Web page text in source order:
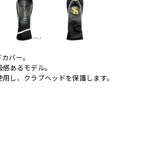
バー。
あるモデル。
し、クラブヘッドを保護します。